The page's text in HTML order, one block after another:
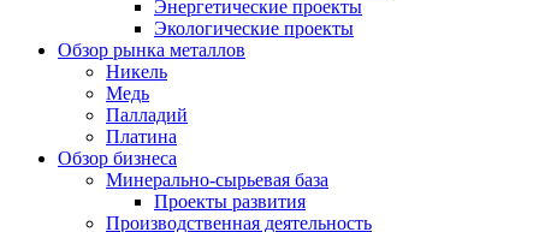
Энергетические проекты
Экологические проекты
Обзор рынка металлов
Никель
Медь
Палладий
Платина
Обзор бизнеса
Минерально-сырьевая база
Проекты развития
Производственная деятельность